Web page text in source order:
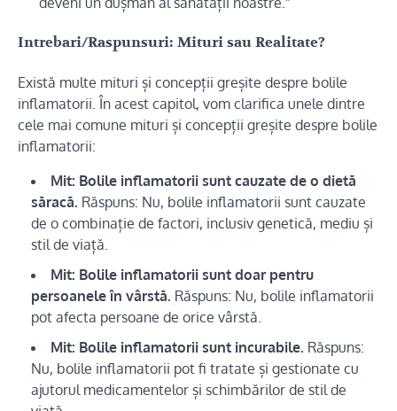
Intrebari/Raspunsuri: Mituri sau Realitate?
Există multe mituri și concepții greșite despre bolile
inflamatorii. În acest capitol, vom clarifica unele dintre
cele mai comune mituri și concepții greșite despre bolile
inflamatorii:
Mit: Bolile inflamatorii sunt cauzate de o dietă
săracă. Răspuns: Nu, bolile inflamatorii sunt cauzate
de o combinație de factori, inclusiv genetică, mediu și
stil de viață.
Mit: Bolile inflamatorii sunt doar pentru
persoanele în vârstă. Răspuns: Nu, bolile inflamatorii
pot afecta persoane de orice vârstă.
Mit: Bolile inflamatorii sunt incurabile. Răspuns:
Nu, bolile inflamatorii pot fi tratate și gestionate cu
ajutorul medicamentelor și schimbărilor de stil de